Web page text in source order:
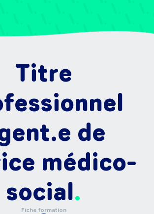
Titre
de
médico-
social
Fiche formation